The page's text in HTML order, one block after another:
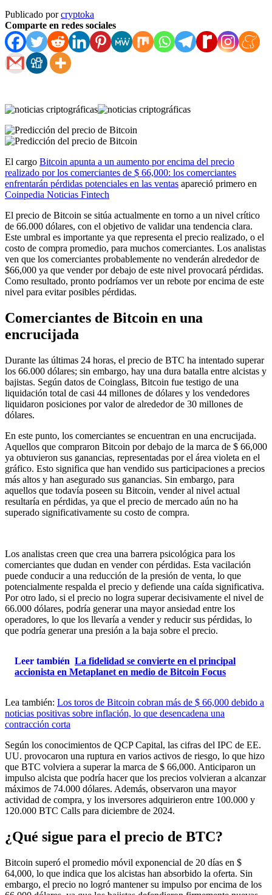
Publicado porcryptoka
Comparte en redes sociales
El cargo Bitcoin apunta a un aumento por encima del precio
realizado por los comerciantes de $ 66,000: los comerciantes
enfrentarán pérdidas potenciales en las ventas apareció primero en
Coinpedia Noticias Fintech
El precio de Bitcoin se sitúa actualmente en torno a un nivel crítico
de 66.000 dólares, con el objetivo de validar una tendencia clara.
Este umbral es importante ya que representa el precio realizado, o el
costo de compra promedio, para muchos comerciantes. Los analistas
ven que los comerciantes probablemente no venderán alrededor de
$66,000 ya que vender por debajo de este nivel provocará pérdidas.
Como resultado, pronto podríamos ver un rebote por encima de este
nivel para evitar posibles pérdidas.
Comerciantes de Bitcoin en una
encrucijada
Durante las últimas 24 horas, el precio de BTC ha intentado superar
los 66.000 dólares; sin embargo, hay una dura batalla entre alcistas y
bajistas. Según datos de Coinglass, Bitcoin fue testigo de una
liquidación total de casi 44 millones de dólares y los vendedores
liquidaron posiciones por valor de alrededor de 30 millones de
dólares.
En este punto, los comerciantes se encuentran en una encrucijada.
Aquellos que compraron Bitcoin por debajo de la marca de $ 66,000
ya obtuvieron sus ganancias, representadas por el área violeta en el
gráfico. Esto significa que han vendido sus participaciones a precios
más altos y han asegurado sus ganancias. Sin embargo, para
aquellos que todavía poseen su Bitcoin, vender al nivel actual
resultaría en pérdidas, ya que el precio de mercado aún no ha
superado significativamente su costo de compra.
Los analistas creen que crea una barrera psicológica para los
comerciantes que dudan en vender con pérdidas. Esta vacilación
puede conducir a una reducción de la presión de venta, lo que
potencialmente respalda el precio y defiende una caída significativa.
Por otro lado, si el precio no logra superar decisivamente el nivel de
66.000 dólares, podría generar una mayor ansiedad entre los
operadores, lo que los llevaría a vender y reducir sus pérdidas, lo
que podría generar una presión a la baja sobre el precio.
Leer también La fidelidad se convierte en el principal
accionista en Metaplanet en medio de Bitcoin Focus
Lea también: Los toros de Bitcoin cobran más de $ 66,000 debido a
noticias positivas sobre inflación, lo que desencadena una
contracción corta
Según los conocimientos de QCP Capital, las cifras del IPC de EE.
UU. provocaron una ruptura en varios activos de riesgo, lo que hizo
que BTC volviera a superar la marca de $ 66,000. Anticiparon un
impulso alcista que podría hacer que los precios volvieran a alcanzar
máximos de 74.000 dólares. Además, observaron una mayor
actividad de compra, y los inversores adquirieron entre 100.000 y
120.000 BTC Calls para diciembre de 2024.
¿Qué sigue para el precio de BTC?
Bitcoin superó el promedio móvil exponencial de 20 días en $
64,000, lo que indica que los alcistas han absorbido la oferta. Sin
embargo, el precio no logró mantener su impulso por encima de los